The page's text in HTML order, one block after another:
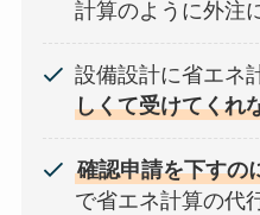
計算のように外注
設備設計に省エネ
しくて受けてくれ
確認申請を下すの
で省エネ計算の代